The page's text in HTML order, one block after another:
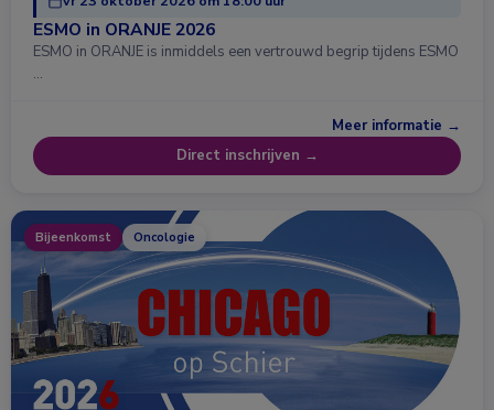
ESMO in ORANJE 2026
ESMO in ORANJE is inmiddels een vertrouwd begrip tijdens ESMO
…
Meer informatie →
Direct inschrijven →
Bijeenkomst Oncologie